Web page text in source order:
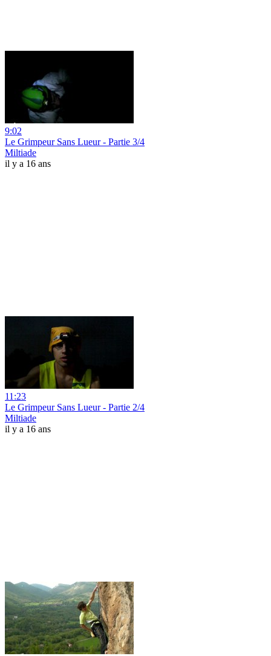
9:02
Le Grimpeur Sans Lueur - Partie 3/4
Miltiade
il y a 16 ans
11:23
Le Grimpeur Sans Lueur - Partie 2/4
Miltiade
il y a 16 ans